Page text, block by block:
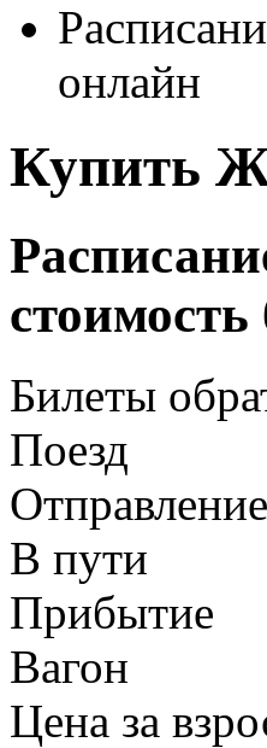
онлайн
Купить
стоимость
Билеты
Поезд
Отправление
В пути
Прибытие
Вагон
Цена за